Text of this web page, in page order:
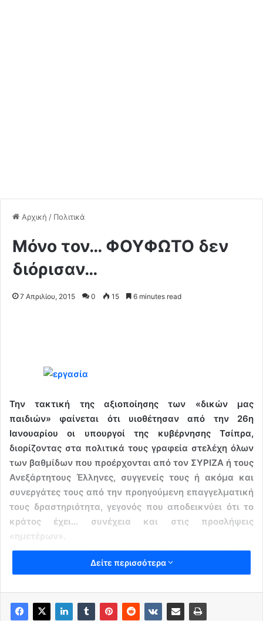
Αρχική / Πολιτικά
Μόνο τον… ΦΟΥΦΩΤΟ δεν
διόρισαν…
7 Απριλίου, 2015 0 15 6 minutes read
Την τακτική της αξιοποίησης των «δικών μας
παιδιών» φαίνεται ότι υιοθέτησαν από την 26η
Ιανουαρίου οι υπουργοί της κυβέρνησης Τσίπρα,
διορίζοντας στα πολιτικά τους γραφεία στελέχη όλων
των βαθμίδων που προέρχονται από τον ΣΥΡΙΖΑ ή τους
Ανεξάρτητους Έλληνες, συγγενείς τους ή ακόμα και
συνεργάτες τους από την προηγούμενη επαγγελματική
τους δραστηριότητα, γεγονός που αποδεικνύει ότι το
κράτος έχει… συνέχεια και στις προσλήψεις
«ημετέρων».
Το φαινόμενο αυτό, ωστόσο, το πληρώνουν ακριβά οι
Ελληνες φορολογούμενοι, δεδομένου ότι το κόστος
υψηλό, κάτι που δημιουργεί αρνητικές εντυπώσεις στην
κοινή γνώμη, τη στιγμή που η χώρα βρίσκεται μεταξύ
Δείτε περισσότερα